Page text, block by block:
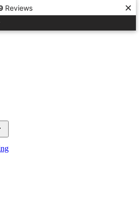
Reviews ×